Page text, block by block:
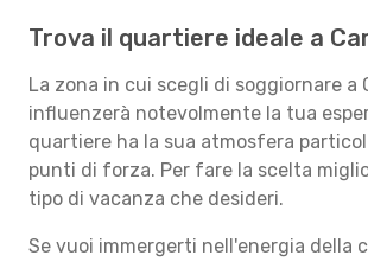
Trova il quartiere ideale a
La zona in cui scegli di soggiornare a
influenzerà notevolmente la tua
quartiere ha la sua atmosfera
punti di forza. Per fare la scelta
tipo di vacanza che desideri.
Se vuoi immergerti nell'energia della